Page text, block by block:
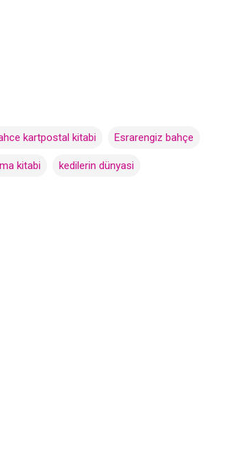
kartpostal kitabi Esrarengiz bahçe
kitabi kedilerin dünyasi